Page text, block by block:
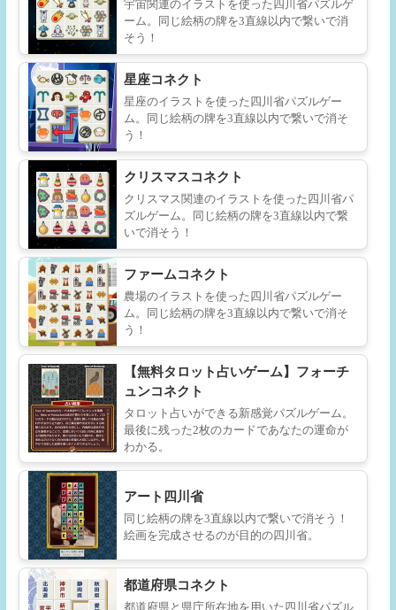
宇宙関連のイラストを使った四川省パズルゲ
ーム。同じ絵柄の牌を3直線以内で繋いで消
そう！
星座コネクト
星座のイラストを使った四川省パズルゲー
ム。同じ絵柄の牌を3直線以内で繋いで消そ
う！
クリスマスコネクト
クリスマス関連のイラストを使った四川省パ
ズルゲーム。同じ絵柄の牌を3直線以内で繋
いで消そう！
ファームコネクト
農場のイラストを使った四川省パズルゲー
ム。同じ絵柄の牌を3直線以内で繋いで消そ
う！
【無料タロット占いゲーム】フォーチ
ュンコネクト
タロット占いができる新感覚パズルゲーム。
最後に残った2枚のカードであなたの運命が
わかる。
アート四川省
同じ絵柄の牌を3直線以内で繋いで消そう！
絵画を完成させるのが目的の四川省。
都道府県コネクト
都道府県と県庁所在地を用いた四川省パズル